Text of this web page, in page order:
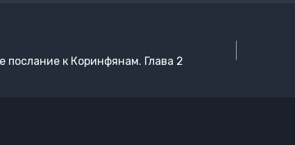
послание к Коринфянам. Глава 2